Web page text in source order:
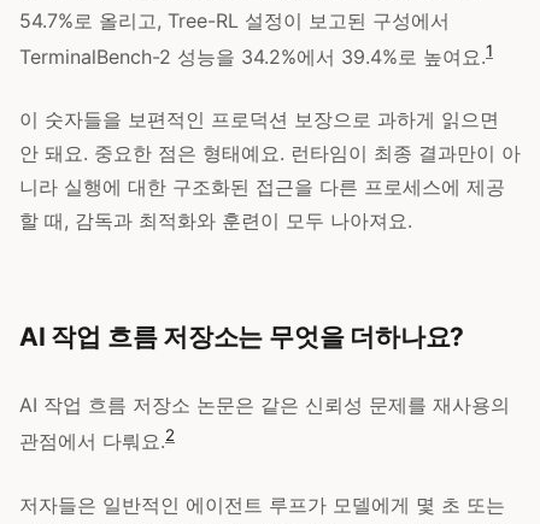
54.7%로 올리고, Tree-RL 설정이 보고된 구성에서
TerminalBench-2 성능을 34.2%에서 39.4%로 높여요.1
이 숫자들을 보편적인 프로덕션 보장으로 과하게 읽으면
안 돼요. 중요한 점은 형태예요. 런타임이 최종 결과만이 아
니라 실행에 대한 구조화된 접근을 다른 프로세스에 제공
할 때, 감독과 최적화와 훈련이 모두 나아져요.
AI 작업 흐름 저장소는 무엇을 더하나요?
AI 작업 흐름 저장소 논문은 같은 신뢰성 문제를 재사용의
관점에서 다뤄요.2
저자들은 일반적인 에이전트 루프가 모델에게 몇 초 또는